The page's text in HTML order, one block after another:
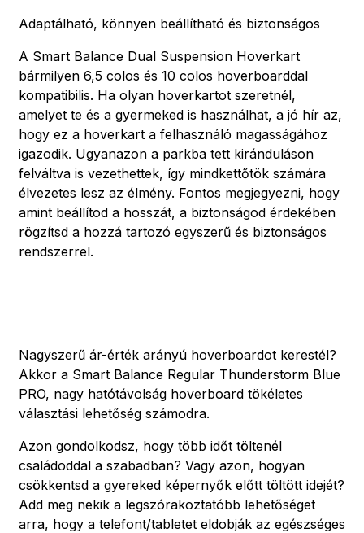
Adaptálható, könnyen beállítható és biztonságos
A Smart Balance Dual Suspension Hoverkart
bármilyen 6,5 colos és 10 colos hoverboarddal
kompatibilis. Ha olyan hoverkartot szeretnél,
amelyet te és a gyermeked is használhat, a jó hír az,
hogy ez a hoverkart a felhasználó magasságához
igazodik. Ugyanazon a parkba tett kiránduláson
felváltva is vezethettek, így mindkettőtök számára
élvezetes lesz az élmény. Fontos megjegyezni, hogy
amint beállítod a hosszát, a biztonságod érdekében
rögzítsd a hozzá tartozó egyszerű és biztonságos
rendszerrel.
Nagyszerű ár-érték arányú hoverboardot kerestél?
Akkor a Smart Balance Regular Thunderstorm Blue
PRO, nagy hatótávolság hoverboard tökéletes
választási lehetőség számodra.
Azon gondolkodsz, hogy több időt töltenél
családoddal a szabadban? Vagy azon, hogyan
csökkentsd a gyereked képernyők előtt töltött idejét?
Add meg nekik a legszórakoztatóbb lehetőséget
arra, hogy a telefont/tabletet eldobják az egészséges